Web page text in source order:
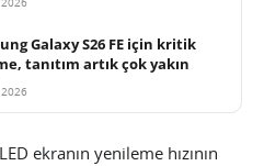
Galaxy S26 FE için kritik
tanıtım artık çok yakın
ekranın yenileme hızının